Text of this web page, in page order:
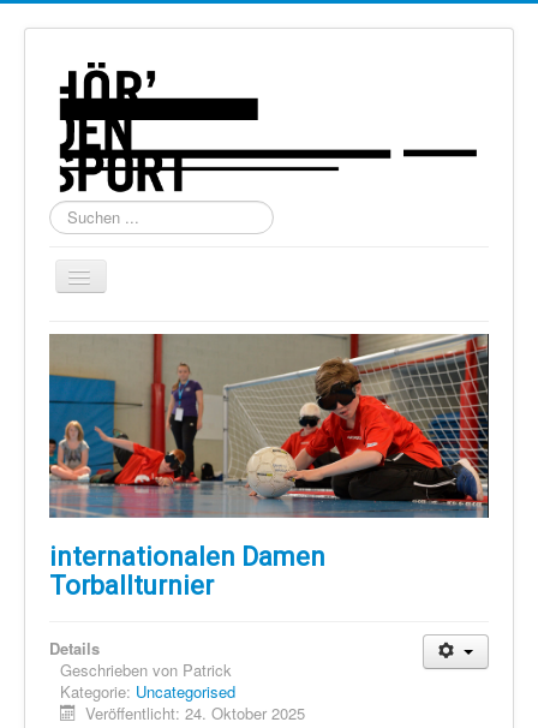
Suchen
...
Navigation
Home
Über uns
Torball
Schießen
Schi Alpin
Schi Nordisch
Laufen
Datenschutz
internationalen Damen
Torballturnier
Details
Geschrieben von Patrick
Kategorie: Uncategorised
Veröffentlicht: 24. Oktober 2025